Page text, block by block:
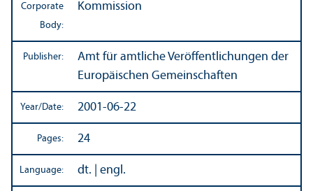
Corporate
Body:
Kommission
Publisher:
Amt für amtliche Veröffentlichungen der
Europäischen Gemeinschaften
Year/Date: 2001-06-22
Pages: 24
Language: dt. | engl.